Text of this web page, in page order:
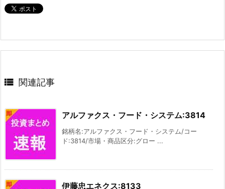
 関連記事
アルファクス・フード・システム:3814
銘柄名:アルファクス・フード・システム/コー
ド:3814/市場・商品区分:グロー ...
伊藤忠エネクス:8133